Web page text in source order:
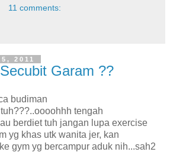
11 comments:
2011
Garam ??
budiman
tengah
berdiet tuh jangan lupa exercise
yg khas utk wanita jer, kan
gym yg bercampur aduk nih...sah2